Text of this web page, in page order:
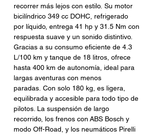
recorrer más lejos con estilo. Su motor
bicilíndrico 349 cc DOHC, refrigerado
por líquido, entrega 41 hp y 31.5 Nm con
respuesta suave y un sonido distintivo.
Gracias a su consumo eficiente de 4.3
L/100 km y tanque de 18 litros, ofrece
hasta 400 km de autonomía, ideal para
largas aventuras con menos
paradas. Con solo 180 kg, es ligera,
equilibrada y accesible para todo tipo de
pilotos. La suspensión de largo
recorrido, los frenos con ABS Bosch y
modo Off-Road, y los neumáticos Pirelli